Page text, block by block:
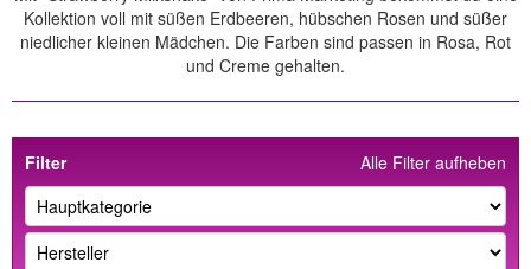
Kollektion voll mit süßen Erdbeeren, hübschen Rosen und süßer
niedlicher kleinen Mädchen. Die Farben sind passen in Rosa, Rot
und Creme gehalten.
Alle Filter aufheben
Filter